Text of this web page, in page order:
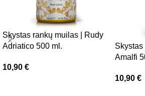
Skystas rankų muilas | Rudy
Adriatico 500 ml.
10,90 €
Amalfi
10,90 €